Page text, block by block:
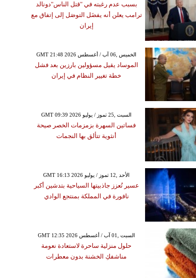
بسبب عدم رغبته في "قتل الناس"دونالد
ترامب يعلن أنه يفضَل التوصَل إلى إتفاق مع
إيران
GMT 21:48 2026 الخميس ,06 آب / أغسطس
الموساد يقيل مسؤولين بارزين بعد فشل
خطة تغيير النظام في إيران
GMT 09:39 2026 السبت ,25 تموز / يوليو
فساتين السهرة بزمزمات الخصر صيحة
أنثوية تتألق بها النجمات
GMT 16:13 2026 الأحد ,12 تموز / يوليو
عسير تُعزز جاذبيتها السياحية بتدشين أكبر
نافورة في المملكة بمنتجع الوادي
GMT 12:35 2026 السبت ,01 آب / أغسطس
حلول منزلية ساحرة لاستعادة نعومة
مناشفكِ الخشنة بدون معطرات